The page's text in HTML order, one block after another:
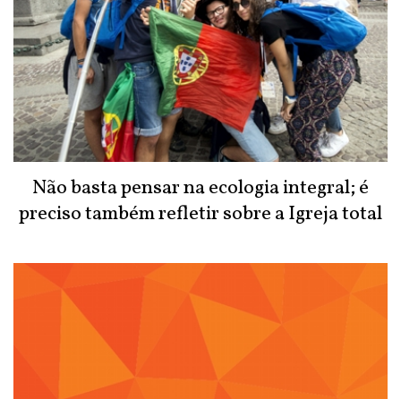
Não basta pensar na ecologia integral; é
preciso também refletir sobre a Igreja total